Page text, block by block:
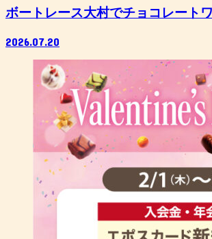
ボートレース大村でチョコレート
2026.07.20